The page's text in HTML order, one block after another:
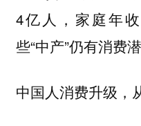
4亿人，家庭年
些“中产”仍有消费
中国人消费升级，